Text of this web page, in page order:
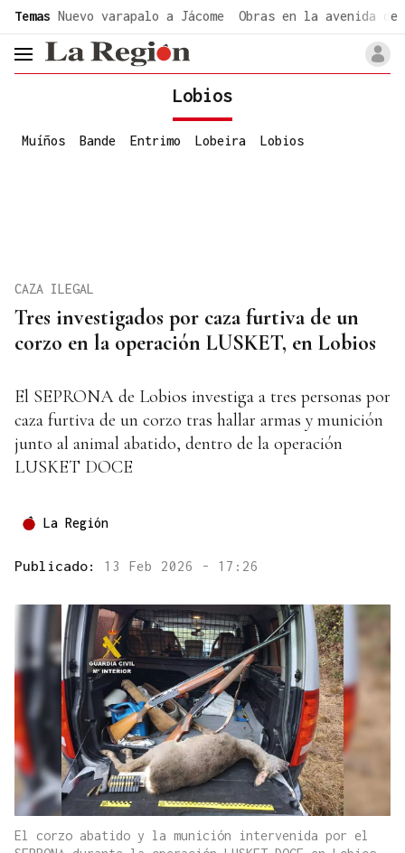
Temas Nuevo varapalo a Jácome Obras en la avenida de
header.menu.open
Lobios
Muíños Bande Entrimo Lobeira Lobios
Tres investigados por caza furtiva de un
corzo en la operación LUSKET, en Lobios
CAZA ILEGAL
El SEPRONA de Lobios investiga a tres personas por
caza furtiva de un corzo tras hallar armas y munición
junto al animal abatido, dentro de la operación
LUSKET DOCE
La Región
Publicado: 13 Feb 2026 - 17:26
El corzo abatido y la munición intervenida por el